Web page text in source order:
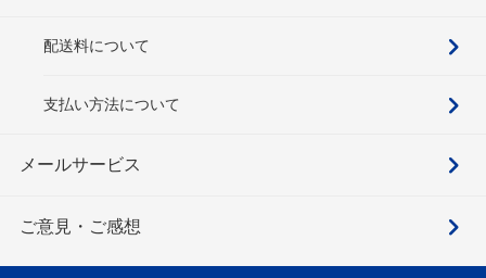
配送料について
支払い方法について
メールサービス
ご意見・ご感想